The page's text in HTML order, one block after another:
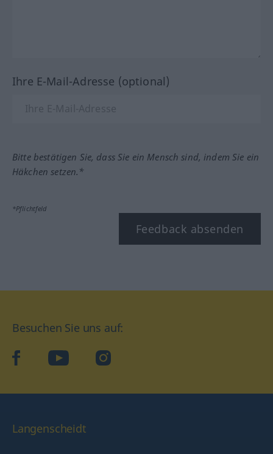
Ihre E-Mail-Adresse (optional)
Bitte bestätigen Sie, dass Sie ein Mensch sind, indem Sie ein
Häkchen setzen.*
*Pflichtfeld
Feedback absenden
Besuchen Sie uns auf:
facebookYouTube Instagram
Langenscheidt